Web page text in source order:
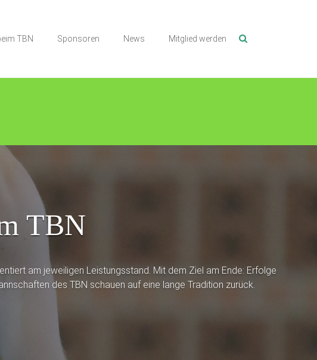
TBN Sponsoren News Mitglied werden
TBN
am jeweiligen Leistungsstand. Mit dem Ziel am Ende: Erfolge
des TBN schauen auf eine lange Tradition zurück.